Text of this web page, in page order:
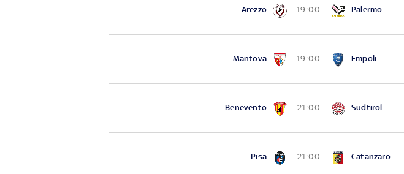
Arezzo 19:00 Palermo
Mantova 19:00 Empoli
Benevento 21:00 Sudtirol
Pisa 21:00 Catanzaro